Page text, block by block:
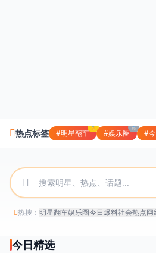
热点标签 #明星翻车
🥇
#娱乐圈
🥈
#
热搜： 明星翻车娱乐圈今日爆料社会热点网
51吃瓜网地址
今日精选